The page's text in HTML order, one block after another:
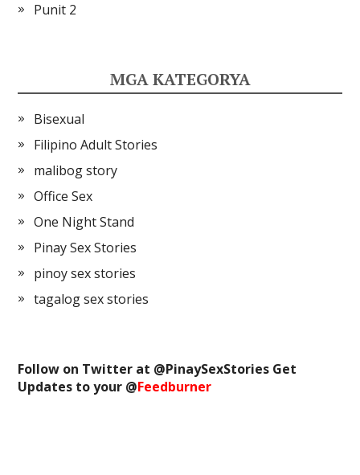
Punit 2
MGA KATEGORYA
Bisexual
Filipino Adult Stories
malibog story
Office Sex
One Night Stand
Pinay Sex Stories
pinoy sex stories
tagalog sex stories
Follow on Twitter at @PinaySexStories Get
Updates to your @Feedburner